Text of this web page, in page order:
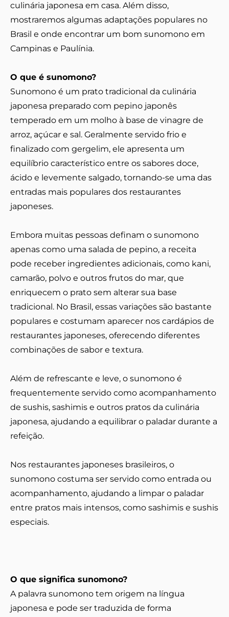
culinária japonesa em casa. Além disso,
mostraremos algumas adaptações populares no
Brasil e onde encontrar um bom sunomono em
Campinas e Paulínia.
O que é sunomono?
Sunomono é um prato tradicional da culinária
japonesa preparado com pepino japonês
temperado em um molho à base de vinagre de
arroz, açúcar e sal. Geralmente servido frio e
finalizado com gergelim, ele apresenta um
equilíbrio característico entre os sabores doce,
ácido e levemente salgado, tornando-se uma das
entradas mais populares dos restaurantes
japoneses.
Embora muitas pessoas definam o sunomono
apenas como uma salada de pepino, a receita
pode receber ingredientes adicionais, como kani,
camarão, polvo e outros frutos do mar, que
enriquecem o prato sem alterar sua base
tradicional. No Brasil, essas variações são bastante
populares e costumam aparecer nos cardápios de
restaurantes japoneses, oferecendo diferentes
combinações de sabor e textura.
Além de refrescante e leve, o sunomono é
frequentemente servido como acompanhamento
de sushis, sashimis e outros pratos da culinária
japonesa, ajudando a equilibrar o paladar durante a
refeição.
Nos restaurantes japoneses brasileiros, o
sunomono costuma ser servido como entrada ou
acompanhamento, ajudando a limpar o paladar
entre pratos mais intensos, como sashimis e sushis
especiais.
O que significa sunomono?
A palavra sunomono tem origem na língua
japonesa e pode ser traduzida de forma